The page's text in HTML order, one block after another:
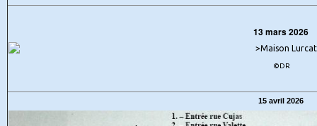
13 mars 2026
©DR
15 avril 2026